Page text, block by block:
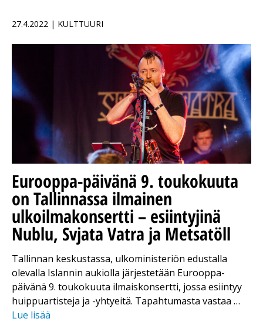
27.4.2022 | KULTTUURI
Eurooppa-päivänä 9. toukokuuta
on Tallinnassa ilmainen
ulkoilmakonsertti – esiintyjinä
Nublu, Svjata Vatra ja Metsatöll
Tallinnan keskustassa, ulkoministeriön edustalla
olevalla Islannin aukiolla järjestetään Eurooppa-
päivänä 9. toukokuuta ilmaiskonsertti, jossa esiintyy
huippuartisteja ja -yhtyeitä. Tapahtumasta vastaa …
Lue lisää